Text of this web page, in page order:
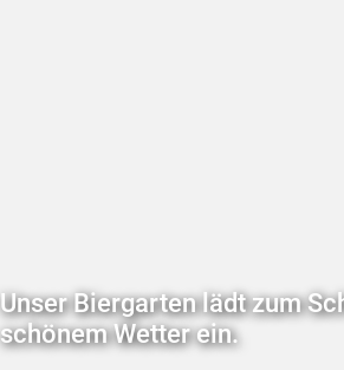
Unser Biergarten lädt zum
schönem Wetter ein.